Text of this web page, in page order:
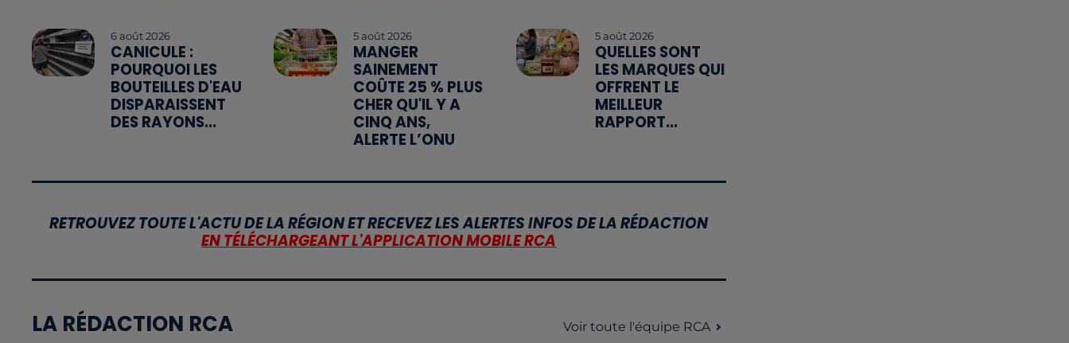
6 août 2026
CANICULE :
POURQUOI LES
BOUTEILLES D'EAU
DISPARAISSENT
DES RAYONS...
5 août 2026
MANGER
SAINEMENT
COÛTE 25 % PLUS
CHER QU'IL Y A
CINQ ANS,
ALERTE L’ONU
5 août 2026
QUELLES SONT
LES MARQUES QUI
OFFRENT LE
MEILLEUR
RAPPORT...
RETROUVEZ TOUTE L'ACTU DE LA RÉGION ET RECEVEZ LES ALERTES INFOS DE LA RÉDACTION
EN TÉLÉCHARGEANT L'APPLICATION MOBILE RCA
LA RÉDACTION RCA Voir toute l'équipe RCA